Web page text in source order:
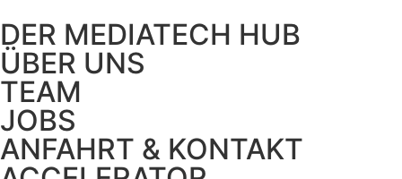
DER MEDIATECH HUB
ÜBER UNS
TEAM
JOBS
ANFAHRT & KONTAKT